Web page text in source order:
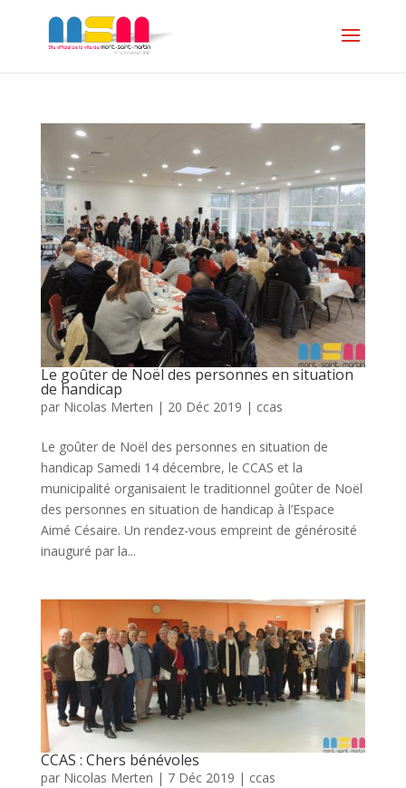
Le goûter de Noël des personnes en situation
de handicap
par Nicolas Merten | 20 Déc 2019 | ccas
Le goûter de Noël des personnes en situation de
handicap Samedi 14 décembre, le CCAS et la
municipalité organisaient le traditionnel goûter de Noël
des personnes en situation de handicap à l’Espace
Aimé Césaire. Un rendez-vous empreint de générosité
inauguré par la...
CCAS : Chers bénévoles
par Nicolas Merten | 7 Déc 2019 | ccas